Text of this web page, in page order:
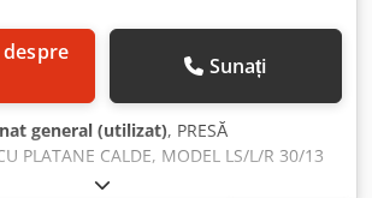
Sunați
general (utilizat), PRESĂ
PLATANE CALDE, MODEL LS/L/R 30/13
- ÎNCĂRCĂTOR Dwjdpen R Dihofx